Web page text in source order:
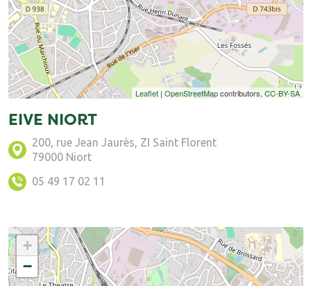
Leaflet| OpenStreetMapcontributors, CC-BY-SA
EIVE NIORT
200, rue Jean Jaurès, ZI Saint Florent
79000 Niort
05 49 17 02 11
+
−